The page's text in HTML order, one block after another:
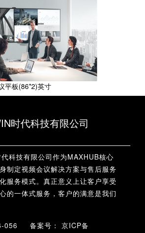
平板(86*2)英寸
时代科技有限公司
科技有限公司作为MAXHUB核心
制定视频会议解决方案与售后服务
服务模式。真正意义上让客户享受
的一体式服务，客户的满意是我们
056 备案号： 京ICP备